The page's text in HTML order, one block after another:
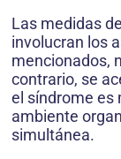
Las medidas
involucran los
mencionados,
contrario, se
el síndrome es
ambiente
simultánea.